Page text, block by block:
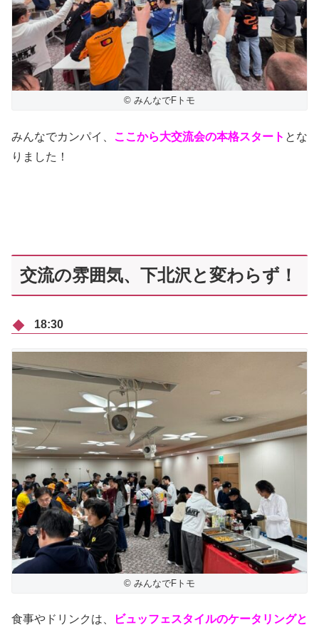
© みんなでFトモ
みんなでカンパイ、 ここから大交流会の本格スタート とな
りました！
交流の雰囲気、下北沢と変わらず！
18:30
© みんなでFトモ
食事やドリンクは、
ビュッフェスタイルのケータリングと